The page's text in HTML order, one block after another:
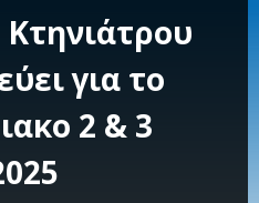
για το
2 & 3